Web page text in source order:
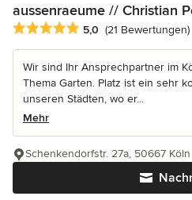
aussenraeume // Christian
Durchschnittliche Bewertung: 5
5,0 (21 Bewertungen)
Wir sind Ihr Ansprechpartner im
Thema Garten. Platz ist ein sehr
unseren Städten, wo er...
Mehr
Schenkendorfstr. 27a, 50667 Köln